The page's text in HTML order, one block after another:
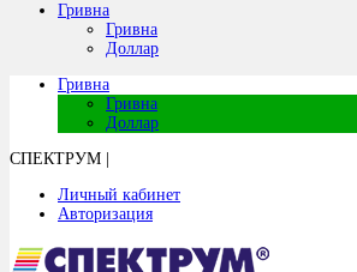
Гривна
Гривна
Доллар
Гривна
Гривна
Доллар
СПЕКТРУМ
Личный кабинет
Авторизация